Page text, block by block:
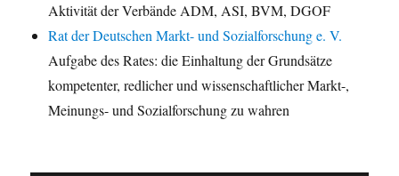
Aktivität der Verbände ADM, ASI, BVM, DGOF
Rat der Deutschen Markt- und Sozialforschung e. V.
Aufgabe des Rates: die Einhaltung der Grundsätze
kompetenter, redlicher und wissenschaftlicher Markt-,
Meinungs- und Sozialforschung zu wahren